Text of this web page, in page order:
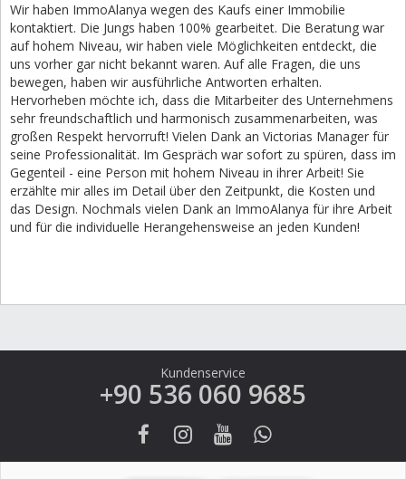
Wir haben ImmoAlanya wegen des Kaufs einer Immobilie
kontaktiert. Die Jungs haben 100% gearbeitet. Die Beratung war
auf hohem Niveau, wir haben viele Möglichkeiten entdeckt, die
uns vorher gar nicht bekannt waren. Auf alle Fragen, die uns
bewegen, haben wir ausführliche Antworten erhalten.
Hervorheben möchte ich, dass die Mitarbeiter des Unternehmens
sehr freundschaftlich und harmonisch zusammenarbeiten, was
großen Respekt hervorruft! Vielen Dank an Victorias Manager für
seine Professionalität. Im Gespräch war sofort zu spüren, dass im
Gegenteil - eine Person mit hohem Niveau in ihrer Arbeit! Sie
erzählte mir alles im Detail über den Zeitpunkt, die Kosten und
das Design. Nochmals vielen Dank an ImmoAlanya für ihre Arbeit
und für die individuelle Herangehensweise an jeden Kunden!
Kundenservice
+90 536 060 9685